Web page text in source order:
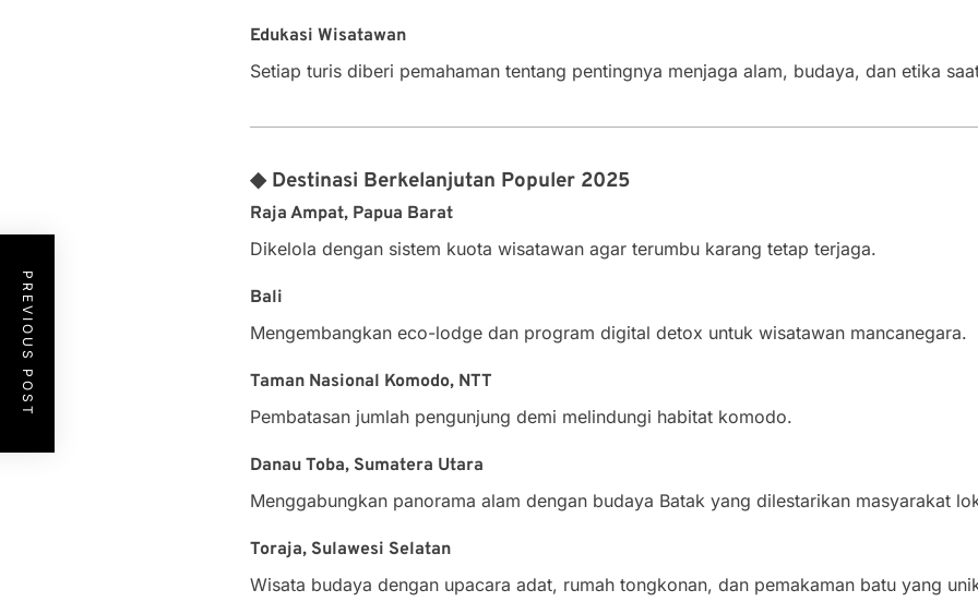
Edukasi Wisatawan
Setiap turis diberi pemahaman tentang pentingnya menjaga alam, budaya, dan etika
◆ Destinasi Berkelanjutan Populer 2025
Raja Ampat, Papua Barat
Dikelola dengan sistem kuota wisatawan agar terumbu karang tetap terjaga.
Bali
Mengembangkan eco-lodge dan program digital detox untuk wisatawan mancanegara.
Taman Nasional Komodo, NTT
Pembatasan jumlah pengunjung demi melindungi habitat komodo.
Danau Toba, Sumatera Utara
Menggabungkan panorama alam dengan budaya Batak yang dilestarikan masyarakat
Toraja, Sulawesi Selatan
Wisata budaya dengan upacara adat, rumah tongkonan, dan pemakaman batu yang
PREVIOUS POST